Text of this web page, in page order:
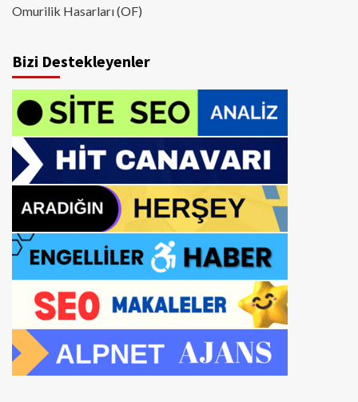
Omurilik Hasarları (OF)
Bizi Destekleyenler